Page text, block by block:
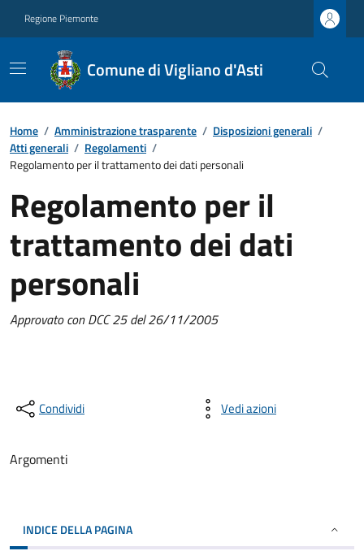
Regione Piemonte
Comune di Vigliano d'Asti
Home / Amministrazione trasparente / Disposizioni generali /
Atti generali / Regolamenti /
Regolamento per il trattamento dei dati personali
Regolamento per il
trattamento dei dati
personali
Approvato con DCC 25 del 26/11/2005
Condividi Vedi azioni
Argomenti
INDICE DELLA PAGINA